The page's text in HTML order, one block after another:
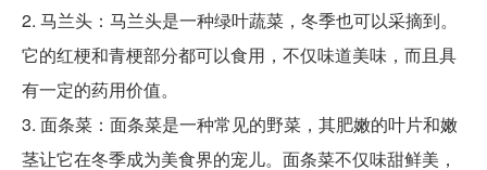
2. 马兰头：马兰头是一种绿叶蔬菜，冬季也可以采摘到。
它的红梗和青梗部分都可以食用，不仅味道美味，而且具
有一定的药用价值。
3. 面条菜：面条菜是一种常见的野菜，其肥嫩的叶片和嫩
茎让它在冬季成为美食界的宠儿。面条菜不仅味甜鲜美，